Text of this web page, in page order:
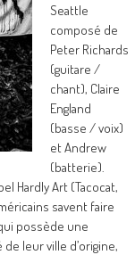
Seattle
composé de
Peter Richards
(guitare /
chant), Claire
England
(basse / voix)
et Andrew
(batterie).
Hardly Art (Tacocat,
savent faire
possède une
leur ville d’origine,